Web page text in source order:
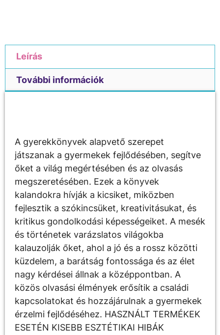
Leírás
További információk
A gyerekkönyvek alapvető szerepet
játszanak a gyermekek fejlődésében, segítve
őket a világ megértésében és az olvasás
megszeretésében. Ezek a könyvek
kalandokra hívják a kicsiket, miközben
fejlesztik a szókincsüket, kreativitásukat, és
kritikus gondolkodási képességeiket. A mesék
és történetek varázslatos világokba
kalauzolják őket, ahol a jó és a rossz közötti
küzdelem, a barátság fontossága és az élet
nagy kérdései állnak a középpontban. A
közös olvasási élmények erősítik a családi
kapcsolatokat és hozzájárulnak a gyermekek
érzelmi fejlődéséhez. HASZNÁLT TERMÉKEK
ESETÉN KISEBB ESZTÉTIKAI HIBÁK